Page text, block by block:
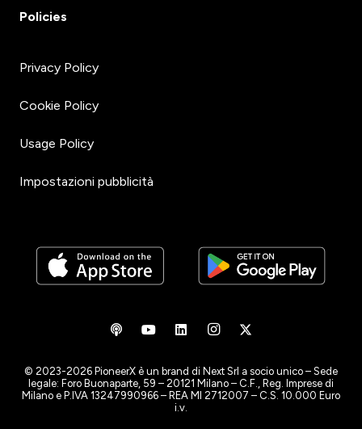
Policies
Privacy Policy
Cookie Policy
Usage Policy
Impostazioni pubblicità
© 2023-2026 PioneerX è un brand di Next Srl a socio unico – Sede
legale: Foro Buonaparte, 59 – 20121 Milano – C.F., Reg. Imprese di
Milano e P.IVA 13247990966 – REA MI 2712007 – C.S. 10.000 Euro
i.v.